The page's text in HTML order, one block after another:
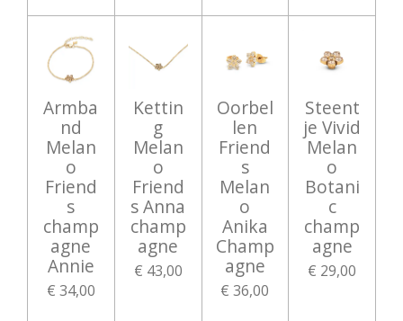
Armba
nd
Melan
o
Friend
s
champ
agne
Annie
€ 34,00
Kettin
g
Melan
o
Friend
s Anna
champ
agne
€ 43,00
Oorbel
len
Friend
s
Melan
o
Anika
Champ
agne
€ 36,00
Steent
je Vivid
Melan
o
Botani
c
champ
agne
€ 29,00